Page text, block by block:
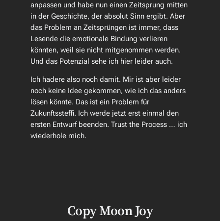
anpassen und habe nun einen Zeitsprung mitten
in der Geschichte, der absolut Sinn ergibt. Aber
das Problem an Zeitsprüngen ist immer, dass
Lesende die emotionale Bindung verlieren
könnten, weil sie nicht mitgenommen werden.
Und das Potenzial sehe ich hier leider auch.
Ich hadere also noch damit. Mir ist aber leider
noch keine Idee gekommen, wie ich das anders
lösen könnte. Das ist ein Problem für
Zukunftssteffi. Ich werde jetzt erst einmal den
ersten Entwurf beenden. Trust the Process … ich
wiederhole mich.
Copy Moon Joy